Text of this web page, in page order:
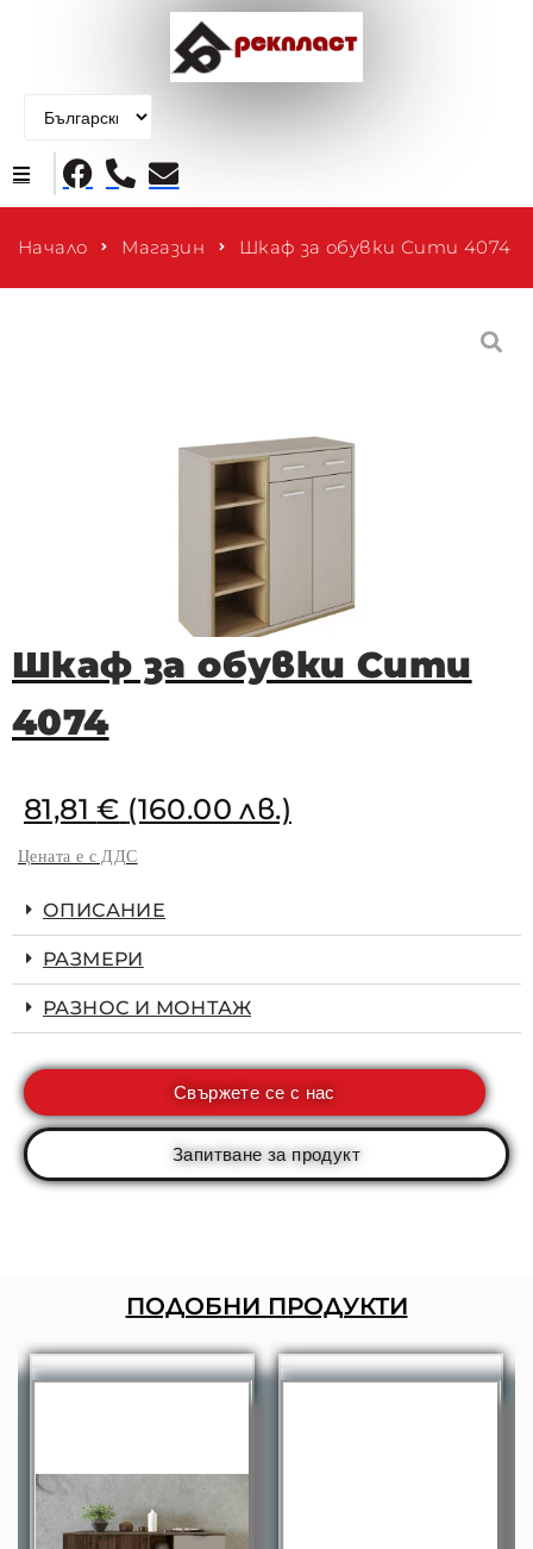
Продукти
Начало Магазин Шкаф за обувки Сити 4074
Шкаф за обувки Сити
4074
81,81€ (160.00 лв.)
Цената е с ДДС
ОПИСАНИЕ
РАЗМЕРИ
РАЗНОС И МОНТАЖ
Свържете се с нас
Запитване за продукт
ПОДОБНИ ПРОДУКТИ